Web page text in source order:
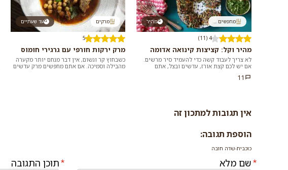
מהיר מחפשים ...
4 (11)
מהיר וקל: קציצות קינואה אדומה
לא צריך לעבוד קשה כדי להעמיד סיר מרשים.
אם יש לכם קצת אורז, עדשים ובצל, אתם
דורשת...
11
עד שעתיים מרקים
5
מרק ירקות חורפי עם גרגירי חומוס
כשבחוץ קר וגשום, אין דבר מנחם יותר מקערה
מהבילה וסמיכה. אם אתם מחפשים מרק עדשים
אין תגובות למתכון זה
הוספת תגובה:
כוכבית-שדה חובה
שם מלא תוכן התגובה